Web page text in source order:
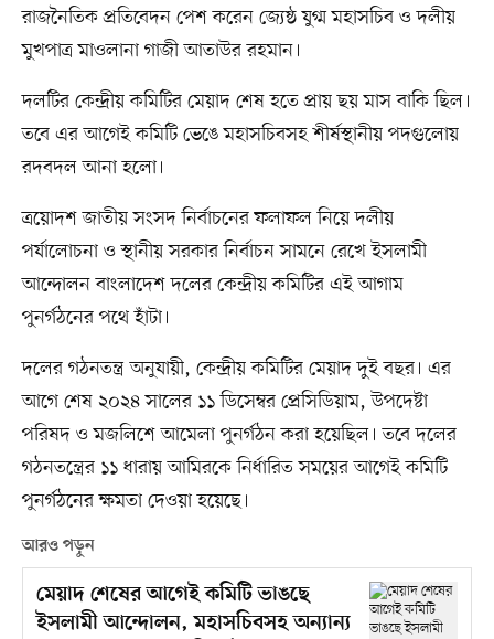
রাজনৈতিক প্রতিবেদন পেশ করেন জ্যেষ্ঠ যুগ্ম মহাসচিব ও দলীয়
মুখপাত্র মাওলানা গাজী আতাউর রহমান।
দলটির কেন্দ্রীয় কমিটির মেয়াদ শেষ হতে প্রায় ছয় মাস বাকি ছিল।
তবে এর আগেই কমিটি ভেঙে মহাসচিবসহ শীর্ষস্থানীয় পদগুলোয়
রদবদল আনা হলো।
ত্রয়োদশ জাতীয় সংসদ নির্বাচনের ফলাফল নিয়ে দলীয়
পর্যালোচনা ও স্থানীয় সরকার নির্বাচন সামনে রেখে ইসলামী
আন্দোলন বাংলাদেশ দলের কেন্দ্রীয় কমিটির এই আগাম
পুনর্গঠনের পথে হাঁটা।
দলের গঠনতন্ত্র অনুযায়ী, কেন্দ্রীয় কমিটির মেয়াদ দুই বছর। এর
আগে শেষ ২০২৪ সালের ১১ ডিসেম্বর প্রেসিডিয়াম, উপদেষ্টা
পরিষদ ও মজলিশে আমেলা পুনর্গঠন করা হয়েছিল। তবে দলের
গঠনতন্ত্রের ১১ ধারায় আমিরকে নির্ধারিত সময়ের আগেই কমিটি
পুনর্গঠনের ক্ষমতা দেওয়া হয়েছে।
আরও পড়ুন
মেয়াদ শেষের আগেই কমিটি ভাঙছে
ইসলামী আন্দোলন, মহাসচিবসহ অন্যান্য